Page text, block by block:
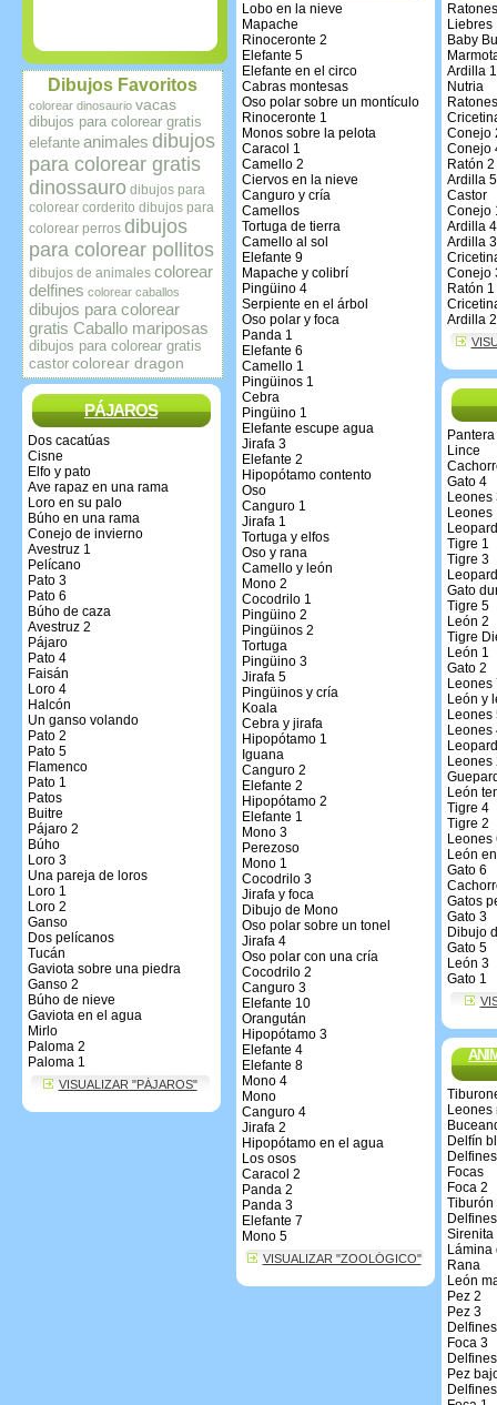
Dibujos Favoritos
colorear dinosaurio vacas
dibujos para colorear gratis
elefante animales dibujos
para colorear gratis
dinossauro dibujos para
colorear corderito dibujos para
colorear perros dibujos
para colorear pollitos
dibujos de animales colorear
delfines colorear caballos
dibujos para colorear
gratis Caballo mariposas
dibujos para colorear gratis
castor colorear dragon
PÁJAROS
Dos cacatúas
Cisne
Elfo y pato
Ave rapaz en una rama
Loro en su palo
Búho en una rama
Conejo de invierno
Avestruz 1
Pelícano
Pato 3
Pato 6
Búho de caza
Avestruz 2
Pájaro
Pato 4
Faisán
Loro 4
Halcón
Un ganso volando
Pato 2
Pato 5
Flamenco
Pato 1
Patos
Buitre
Pájaro 2
Búho
Loro 3
Una pareja de loros
Loro 1
Loro 2
Ganso
Dos pelícanos
Tucán
Gaviota sobre una piedra
Ganso 2
Búho de nieve
Gaviota en el agua
Mirlo
Paloma 2
Paloma 1
VISUALIZAR "PÁJAROS"
Lobo en la nieve
Mapache
Rinoceronte 2
Elefante 5
Elefante en el circo
Cabras montesas
Oso polar sobre un montículo
Rinoceronte 1
Monos sobre la pelota
Caracol 1
Camello 2
Ciervos en la nieve
Canguro y cría
Camellos
Tortuga de tierra
Camello al sol
Elefante 9
Mapache y colibrí
Pingüino 4
Serpiente en el árbol
Oso polar y foca
Panda 1
Elefante 6
Camello 1
Pingüinos 1
Cebra
Pingüino 1
Elefante escupe agua
Jirafa 3
Elefante 2
Hipopótamo contento
Oso
Canguro 1
Jirafa 1
Tortuga y elfos
Oso y rana
Camello y león
Mono 2
Cocodrilo 1
Pingüino 2
Pingüinos 2
Tortuga
Pingüino 3
Jirafa 5
Pingüinos y cría
Koala
Cebra y jirafa
Hipopótamo 1
Iguana
Canguro 2
Elefante 2
Hipopótamo 2
Elefante 1
Mono 3
Perezoso
Mono 1
Cocodrilo 3
Jirafa y foca
Dibujo de Mono
Oso polar sobre un tonel
Jirafa 4
Oso polar con una cría
Cocodrilo 2
Canguro 3
Elefante 10
Orangután
Hipopótamo 3
Elefante 4
Elefante 8
Mono 4
Mono
Canguro 4
Jirafa 2
Hipopótamo en el agua
Los osos
Caracol 2
Panda 2
Panda 3
Elefante 7
Mono 5
VISUALIZAR "ZOOLÓGICO"
Liebres
Baby
Ardilla 1
Nutria
Conejo
Conejo
Ratón 2
Ardilla 5
Castor
Conejo
Ardilla 4
Ardilla 3
Conejo
Ratón 1
Ardilla 2
Pantera
Lince
Gato 4
Leones
Leones
Tigre 1
Tigre 3
Gato
Tigre 5
León 2
Tigre
León 1
Gato 2
Leones
León y
Leones
Leones
Leones
León
Tigre 4
Tigre 2
Leones
León
Gato 6
Gatos
Gato 3
Dibujo
Gato 5
León 3
Gato 1
Leones
Delfín
Focas
Foca 2
Tiburón
Sirenita
Lámina
Rana
León
Pez 2
Pez 3
Foca 3
Pez